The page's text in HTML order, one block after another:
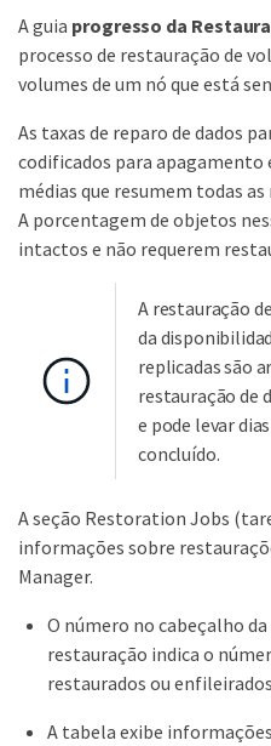
A guia progresso da
processo de restauração de
volumes de um nó que está
As taxas de reparo de dados
codificados para apagamento
médias que resumem todas
A porcentagem de objetos
intactos e não requerem
A restauração
da
replicadas são
restauração de
e pode levar
concluído.
A seção Restoration Jobs
informações sobre
Manager.
O número no cabeçalho
restauração indica o
restaurados ou
A tabela exibe